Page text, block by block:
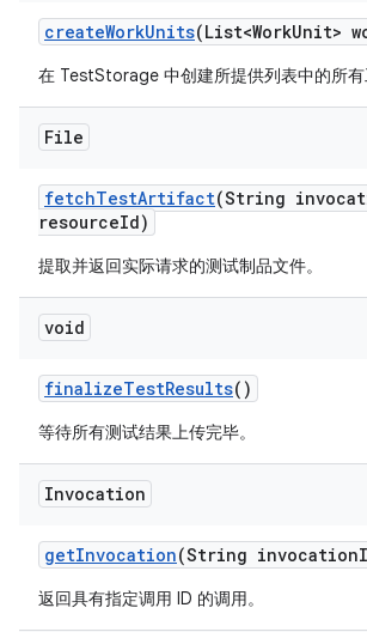
createWorkUnits(List<WorkUnit>
在 TestStorage 中创建所提供列表中的所有
File
fetchTestArtifact(String
resourceId)
提取并返回实际请求的测试制品文件。
void
finalizeTestResults()
等待所有测试结果上传完毕。
Invocation
getInvocation(String invocation
返回具有指定调用 ID 的调用。